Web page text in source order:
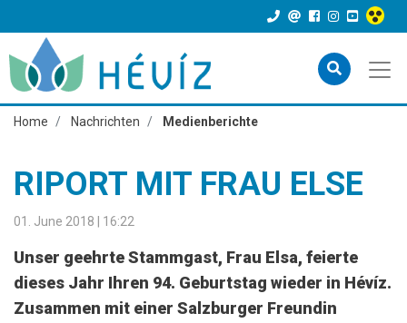
Home Nachrichten Medienberichte
RIPORT MIT FRAU ELSE
01. June 2018 | 16:22
Unser geehrte Stammgast, Frau Elsa, feierte
dieses Jahr Ihren 94. Geburtstag wieder in Hévíz.
Zusammen mit einer Salzburger Freundin